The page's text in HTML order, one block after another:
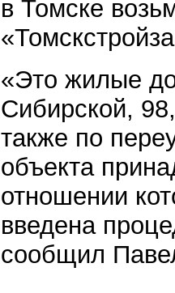
в Томске
«Это жилые
Сибирской,
также по
объекта
отношении
введена
сообщил